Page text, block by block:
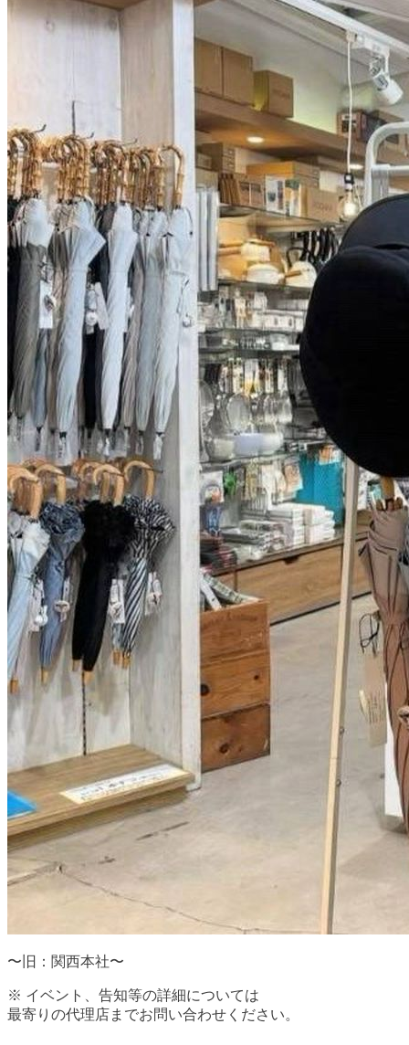
〜旧：関西本社〜
※ イベント、告知等の詳細については
最寄りの代理店までお問い合わせください。